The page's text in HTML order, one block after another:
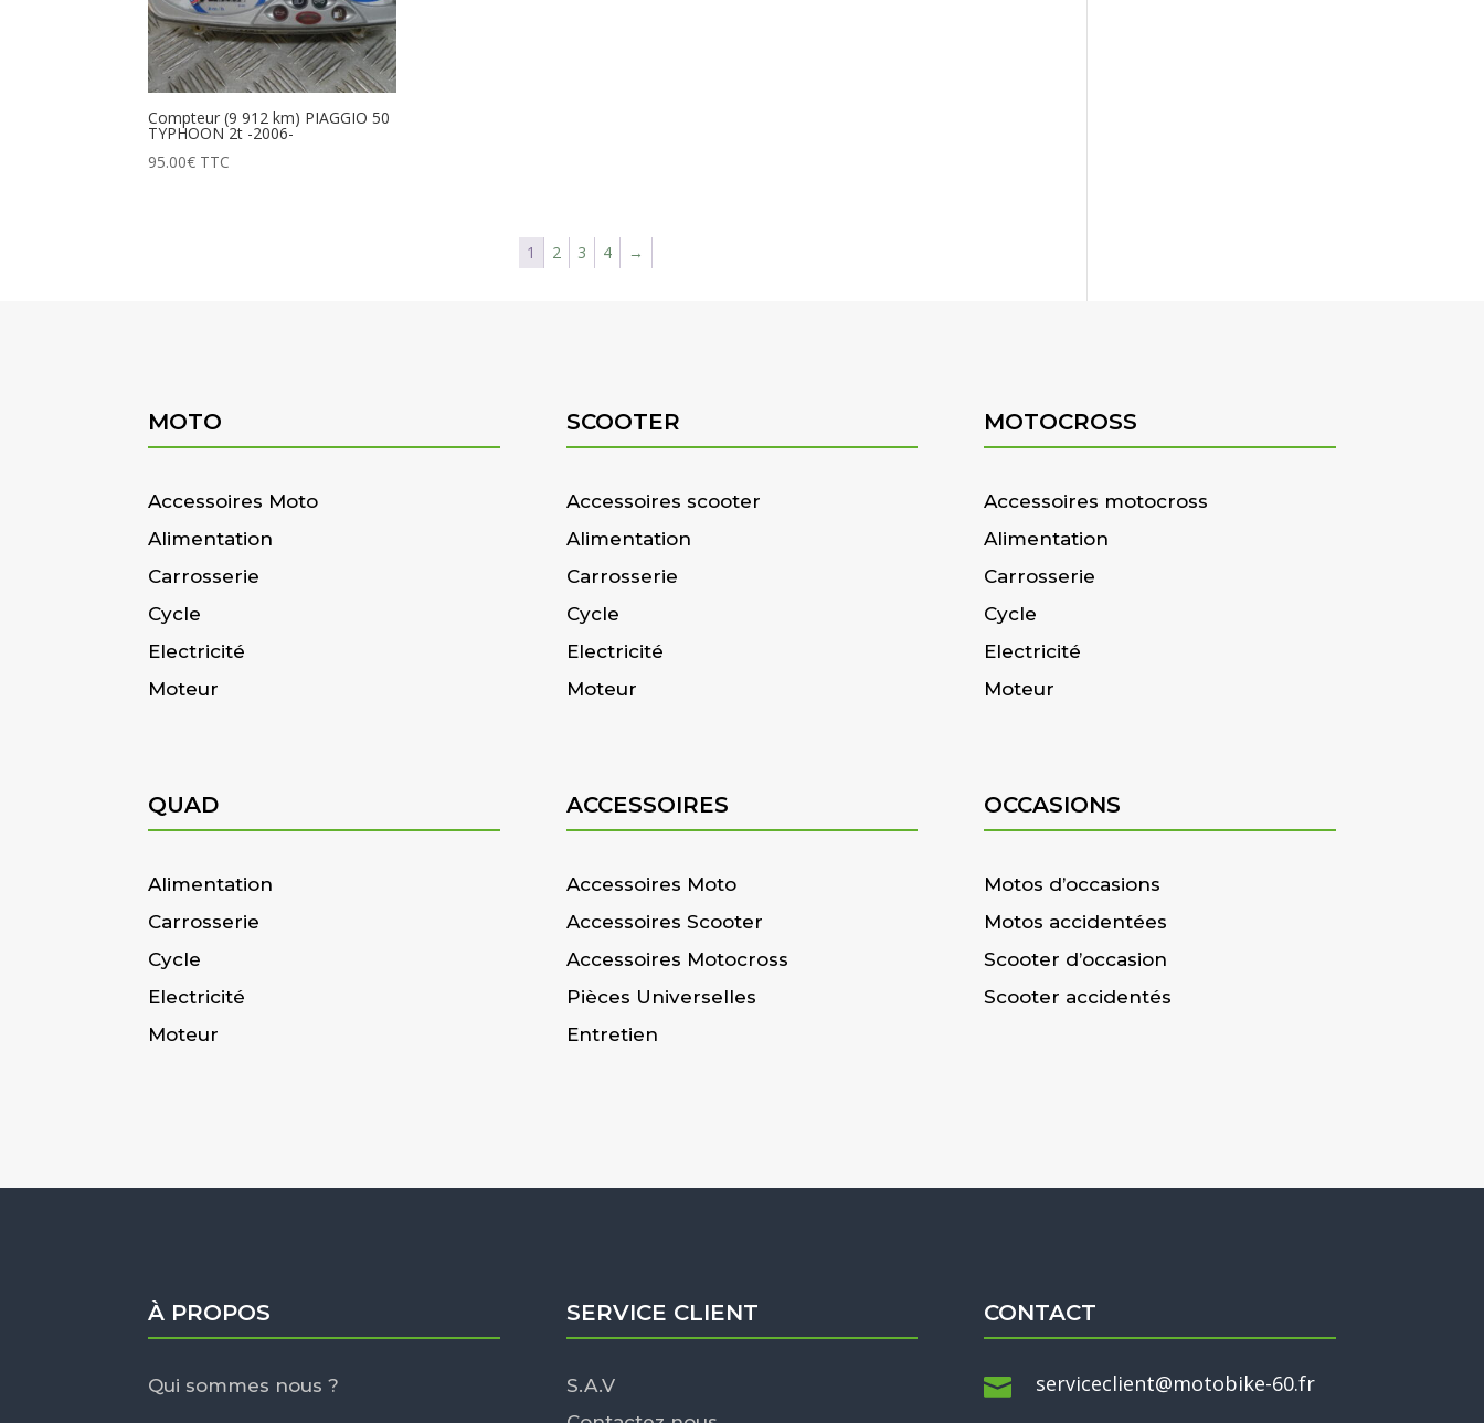
Compteur (9 912 km) PIAGGIO 50
TYPHOON 2t -2006-
95.00€ TTC
1 2 3 4 →
MOTO
Accessoires Moto
Alimentation
Carrosserie
Cycle
Electricité
Moteur
SCOOTER
Accessoires scooter
Alimentation
Carrosserie
Cycle
Electricité
Moteur
MOTOCROSS
Accessoires motocross
Alimentation
Carrosserie
Cycle
Electricité
Moteur
QUAD
Alimentation
Carrosserie
Cycle
Electricité
Moteur
ACCESSOIRES
Accessoires Moto
Accessoires Scooter
Accessoires Motocross
Pièces Universelles
Entretien
OCCASIONS
Motos d’occasions
Motos accidentées
Scooter d’occasion
Scooter accidentés
À PROPOS
Qui sommes nous ?
SERVICE CLIENT
S.A.V
CONTACT
 serviceclient@motobike-60.fr